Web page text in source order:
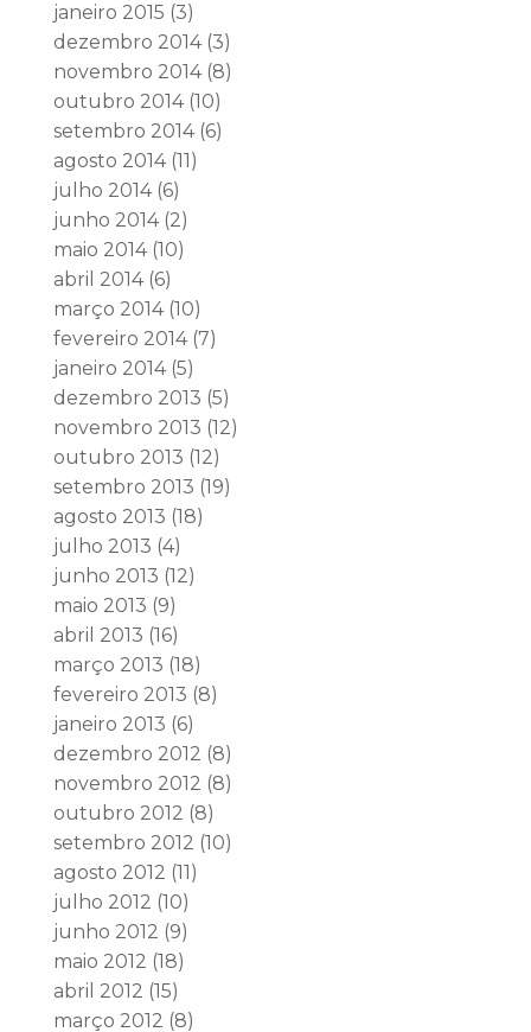
janeiro 2015 (3)
dezembro 2014(3)
novembro 2014(8)
outubro 2014(10)
setembro 2014(6)
agosto 2014(11)
julho 2014(6)
junho 2014(2)
maio 2014(10)
abril 2014(6)
março 2014(10)
fevereiro 2014(7)
janeiro 2014(5)
dezembro 2013 (5)
novembro 2013 (12)
outubro 2013 (12)
setembro 2013 (19)
agosto 2013 (18)
julho 2013 (4)
junho 2013 (12)
maio 2013 (9)
abril 2013 (16)
março 2013 (18)
fevereiro 2013 (8)
janeiro 2013 (6)
dezembro 2012 (8)
novembro 2012 (8)
outubro 2012 (8)
setembro 2012 (10)
agosto 2012 (11)
julho 2012 (10)
junho 2012 (9)
maio 2012 (18)
abril 2012 (15)
março 2012 (8)